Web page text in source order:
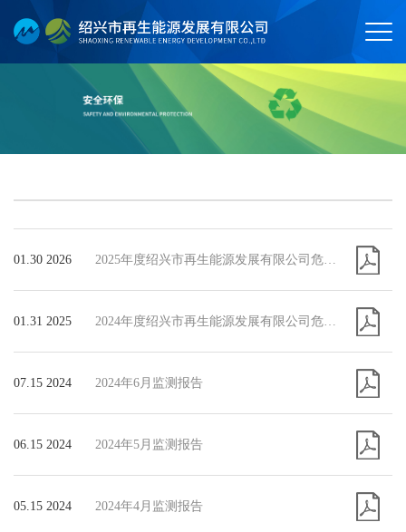
01.30 2026
01.31 2025
07.15 2024 2024年6月监测报告
06.15 2024 2024年5月监测报告
05.15 2024 2024年4月监测报告